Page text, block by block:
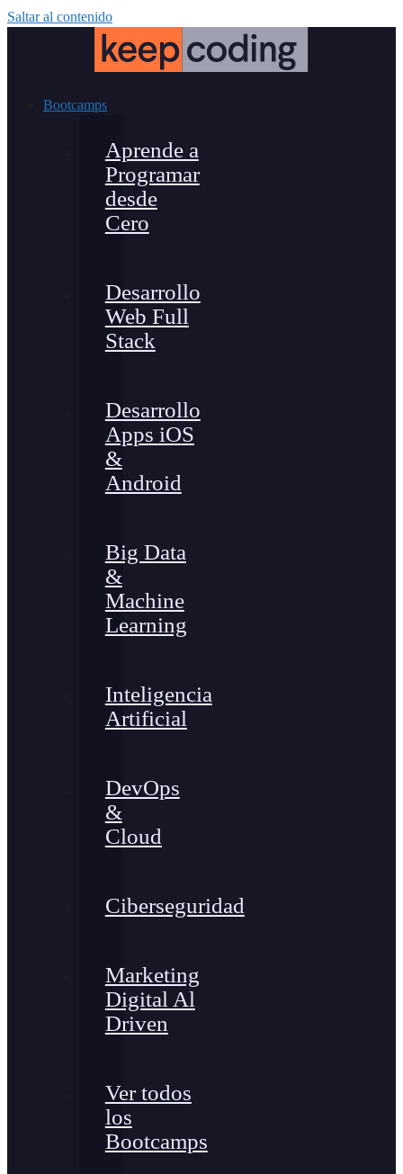
Saltar al contenido
Bootcamps
Aprende a
Programar
desde
Cero
Desarrollo
Web Full
Stack
Desarrollo
Apps iOS
&
Android
Big Data
&
Machine
Learning
Inteligencia
Artificial
DevOps
&
Cloud
Ciberseguridad
Marketing
Digital Al
Driven
Ver todos
los
Bootcamps